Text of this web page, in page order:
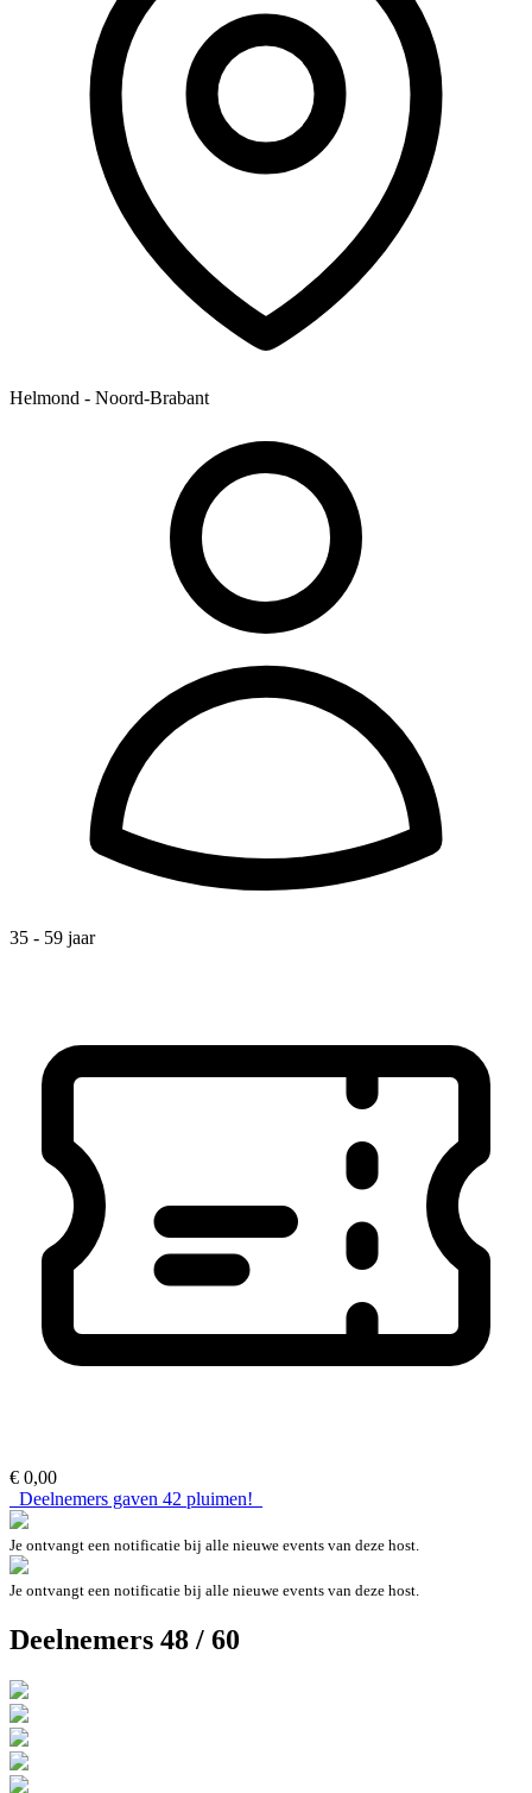
Helmond - Noord-Brabant
35 - 59 jaar
€ 0,00
Deelnemers gaven 42 pluimen!
Je ontvangt een notificatie bij alle nieuwe events van deze host.
Je ontvangt een notificatie bij alle nieuwe events van deze host.
Deelnemers 48 / 60